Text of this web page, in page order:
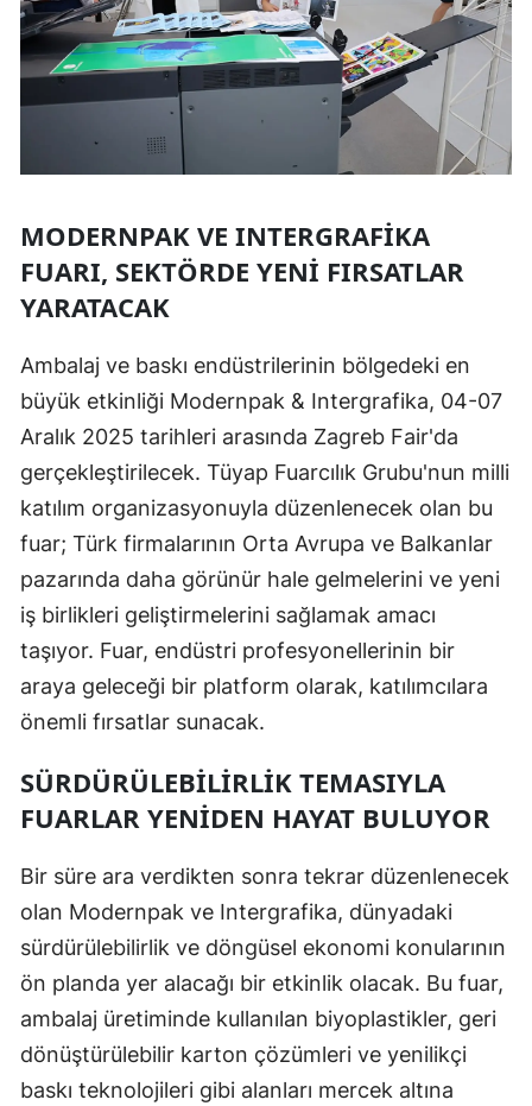
MODERNPAK VE INTERGRAFIKA
FUARI, SEKTÖRDE YENI FIRSATLAR
YARATACAK
Ambalaj ve baskı endüstrilerinin bölgedeki en
büyük etkinliği Modernpak & Intergrafika, 04-07
Aralık 2025 tarihleri arasında Zagreb Fair'da
gerçekleştirilecek. Tüyap Fuarcılık Grubu'nun milli
katılım organizasyonuyla düzenlenecek olan bu
fuar; Türk firmalarının Orta Avrupa ve Balkanlar
pazarında daha görünür hale gelmelerini ve yeni
iş birlikleri geliştirmelerini sağlamak amacı
taşıyor. Fuar, endüstri profesyonellerinin bir
araya geleceği bir platform olarak, katılımcılara
önemli fırsatlar sunacak.
SÜRDÜRÜLEBILIRLIK TEMASIYLA
FUARLAR YENIDEN HAYAT BULUYOR
Bir süre ara verdikten sonra tekrar düzenlenecek
olan Modernpak ve Intergrafika, dünyadaki
sürdürülebilirlik ve döngüsel ekonomi konularının
ön planda yer alacağı bir etkinlik olacak. Bu fuar,
ambalaj üretiminde kullanılan biyoplastikler, geri
dönüştürülebilir karton çözümleri ve yenilikçi
baskı teknolojileri gibi alanları mercek altına